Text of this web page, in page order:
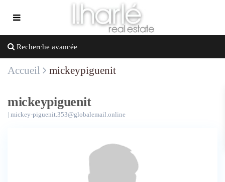
Recherche avancée
Accueil mickeypiguenit
mickeypiguenit
| mickey-piguenit.353@globalemail.online